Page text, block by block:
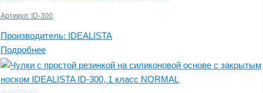
Артикул: ID-300
Производитель: IDEALISTA
Подробнее